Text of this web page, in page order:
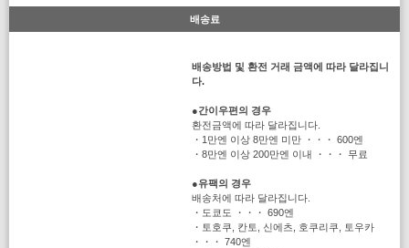
배송료
배송방법 및 환전 거래 금액에 따라 달라집니
다.
●간이우편의 경우
환전금액에 따라 달라집니다.
・1만엔 이상 8만엔 미만 ・・・ 600엔
・8만엔 이상 200만엔 이내 ・・・ 무료
●유팩의 경우
배송처에 따라 달라집니다.
・도쿄도 ・・・ 690엔
・토호쿠, 칸토, 신에츠, 호쿠리쿠, 토우카
・・・ 740엔